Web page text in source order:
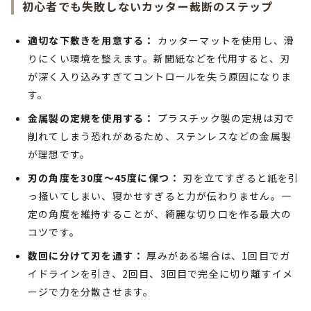
初心者でも失敗しないカッター裁断のステップ
適切な下敷きを用意する： カッターマットを使用し、滑
りにくい環境を整えます。新聞紙などを代用すると、刃
が深く入り込みすぎてコントロールを失う原因になりま
す。
金属製の定規を使用する： プラスチック製の定規は刃で
削れてしまう恐れがあるため、ステンレスなどの金属製
が理想です。
刃の角度を30度〜45度に保つ： 刃を立てすぎると紙を引
っ掻いてしまい、寝かせすぎると力が伝わりません。一
定の角度を維持することが、綺麗な切り口を作る最大の
コツです。
数回に分けて刃を通す： 厚みがある場合は、1回目でガ
イドラインを引き、2回目、3回目で完全に切り離すイメ
ージで力を分散させます。